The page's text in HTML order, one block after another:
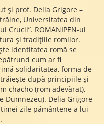
și prof. Delia Grigore –
Universitatea din
Crucii”. ROMANIPEN-ul
și tradițiile romilor.
identitatea romă se
cum ar fi
solidaritatea, forma de
după principiile și
chacho (rom adevărat),
Dumnezeu). Delia Grigore
zile pământene a lui